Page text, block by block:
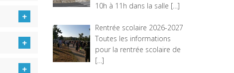
à 11h dans la salle[…]
Rentrée scolaire 2026-2027
Toutes les informations pour la
rentrée scolaire de[…]